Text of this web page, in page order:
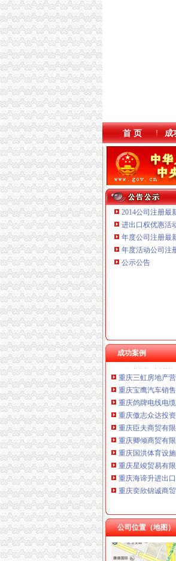
本站导航
首 页 成
2014公司注册最
进出口权优惠活
年度公司注册最
年度活动公司注
公示公告
成功案例
重庆鸽牌电线电
重庆傲志众达投
重庆海谛升进出
重庆奕欣锦诚商
重庆信同广告有
重庆宝鹰汽车销
重庆鸽牌电线电
重庆傲志众达投
重庆臣夫商贸有
重庆卿倾商贸有
重庆国洪体育设
重庆星竣贸易有
重庆海谛升进出
重庆奕欣锦诚商
重庆信同广告有
重庆三虹房地产
重庆宝鹰汽车销
公司位置（地图）